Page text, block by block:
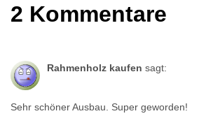
2 Kommentare
Rahmenholz kaufen sagt:
Sehr schöner Ausbau. Super geworden!